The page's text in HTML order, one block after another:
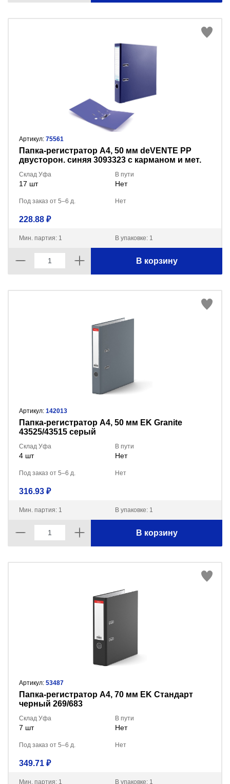
Артикул: 75561
Пaпка-регистратор А4, 50 мм deVENTE PP
двусторон. синяя 3093323 с карманом и мет.
Склад Уфа
17 шт
В пути
Нет
Под заказ от 5–6 д. Нет
228.88 ₽
Мин. партия: 1 В упаковке: 1
В корзину
Артикул: 142013
Пaпка-регистратор А4, 50 мм EK Granite
43525/43515 серый
Склад Уфа
4 шт
В пути
Нет
Под заказ от 5–6 д. Нет
316.93 ₽
Мин. партия: 1 В упаковке: 1
В корзину
Артикул: 53487
Пaпка-регистратор А4, 70 мм EK Стандарт
черный 269/683
Склад Уфа
7 шт
В пути
Нет
Под заказ от 5–6 д. Нет
349.71 ₽
Мин. партия: 1 В упаковке: 1